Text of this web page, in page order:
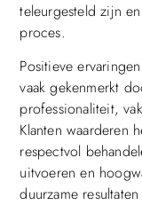
teleurgesteld zijn
proces.
Positieve
vaak gekenmerkt
professionaliteit,
Klanten waarderen
respectvol
uitvoeren en
duurzame